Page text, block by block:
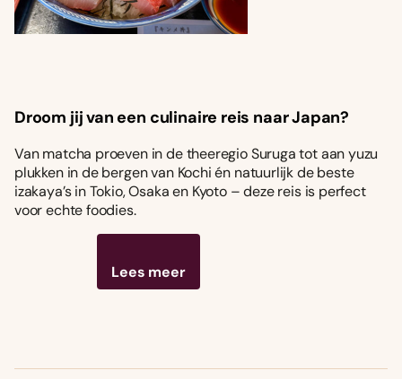
Droom jij van een culinaire reis naar Japan?
Van matcha proeven in de theeregio Suruga tot aan yuzu
plukken in de bergen van Kochi én natuurlijk de beste
izakaya’s in Tokio, Osaka en Kyoto – deze reis is perfect
voor echte foodies.
Lees meer